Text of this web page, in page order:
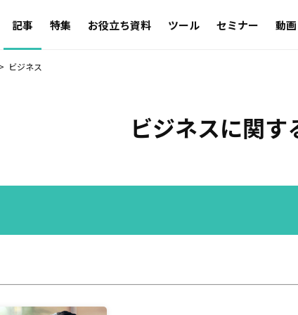
記事 特集 お役立ち資料 ツール セミナー 動画
ビジネス
ビジネスに関す